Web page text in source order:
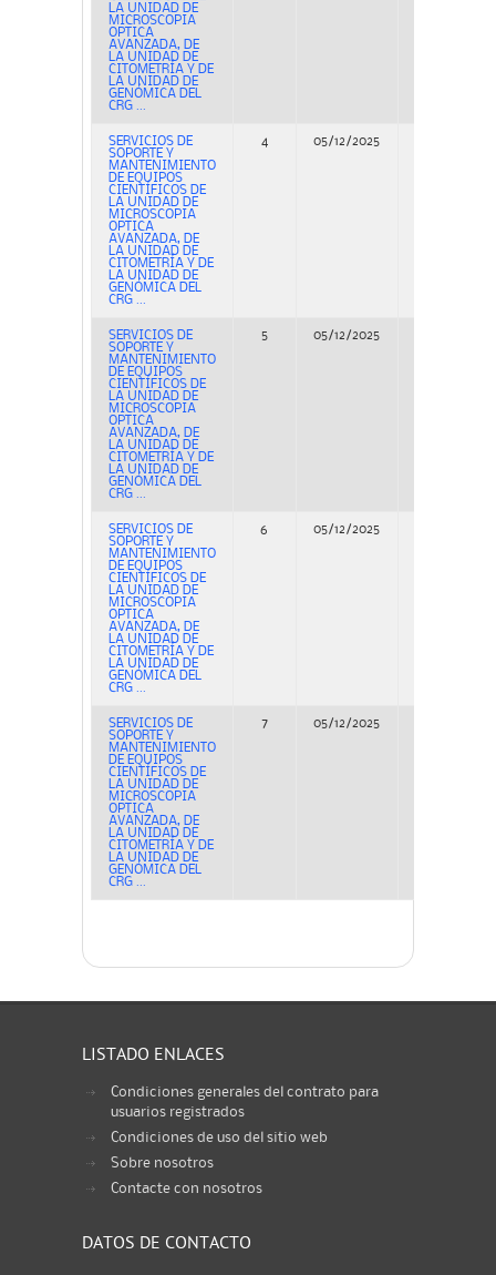
LA UNIDAD DE
MICROSCOPIA
OPTICA
AVANZADA, DE
LA UNIDAD DE
CITOMETRÍA Y DE
LA UNIDAD DE
GENÓMICA DEL
CRG ...
SERVICIOS DE
SOPORTE Y
MANTENIMIENTO
DE EQUIPOS
CIENTÍFICOS DE
LA UNIDAD DE
MICROSCOPIA
OPTICA
AVANZADA, DE
LA UNIDAD DE
CITOMETRÍA Y DE
LA UNIDAD DE
GENÓMICA DEL
CRG ...
4 05/12/2025
SERVICIOS DE
SOPORTE Y
MANTENIMIENTO
DE EQUIPOS
CIENTÍFICOS DE
LA UNIDAD DE
MICROSCOPIA
OPTICA
AVANZADA, DE
LA UNIDAD DE
CITOMETRÍA Y DE
LA UNIDAD DE
GENÓMICA DEL
CRG ...
5 05/12/2025
SERVICIOS DE
SOPORTE Y
MANTENIMIENTO
DE EQUIPOS
CIENTÍFICOS DE
LA UNIDAD DE
MICROSCOPIA
OPTICA
AVANZADA, DE
LA UNIDAD DE
CITOMETRÍA Y DE
LA UNIDAD DE
GENÓMICA DEL
CRG ...
6 05/12/2025
SERVICIOS DE
SOPORTE Y
MANTENIMIENTO
DE EQUIPOS
CIENTÍFICOS DE
LA UNIDAD DE
MICROSCOPIA
OPTICA
AVANZADA, DE
LA UNIDAD DE
CITOMETRÍA Y DE
LA UNIDAD DE
GENÓMICA DEL
CRG ...
7 05/12/2025
LISTADO ENLACES
Condiciones generales del contrato para
usuarios registrados
Condiciones de uso del sitio web
Sobre nosotros
Contacte con nosotros
DATOS DE CONTACTO